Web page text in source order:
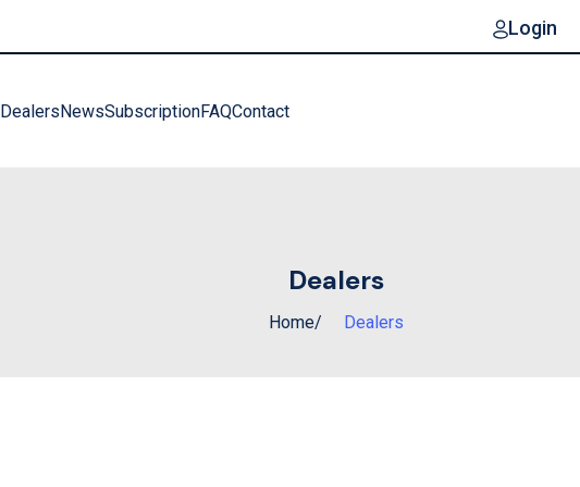
Login
DealersNewsSubscriptionFAQContact
Dealers
Home Dealers